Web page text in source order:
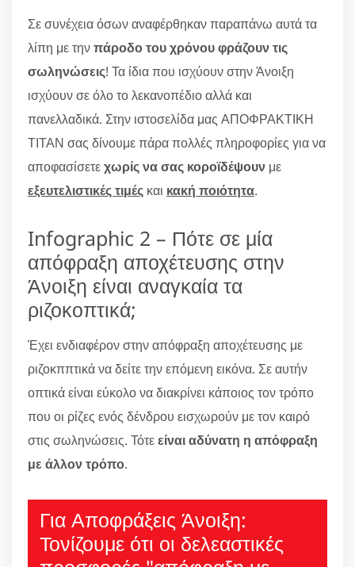
Σε συνέχεια όσων αναφέρθηκαν παραπάνω αυτά τα
λίπη με τηνπάροδο του χρόνου φράζουν τις
σωληνώσεις! Τα ίδια που ισχύουν στην Άνοιξη
ισχύουν σε όλο το λεκανοπέδιο αλλά και
πανελλαδικά. Στην ιστοσελίδα μας ΑΠΟΦΡΑΚΤΙΚΗ
ΤΙΤΑΝ σας δίνουμε πάρα πολλές πληροφορίες για να
αποφασίσετεχωρίς να σας κοροϊδέψουν με
εξευτελιστικές τιμές και κακή ποιότητα.
Infographic 2 – Πότε σε μία
απόφραξη αποχέτευσης στην
Άνοιξη είναι αναγκαία τα
ριζοκοπτικά;
Έχει ενδιαφέρον στην απόφραξη αποχέτευσης με
ριζοκππτικά να δείτε την επόμενη εικόνα. Σε αυτήν
οπτικά είναι εύκολο να διακρίνει κάποιος τον τρόπο
που οι ρίζες ενός δένδρου εισχωρούν με τον καιρό
στις σωληνώσεις. Τότεείναι αδύνατη η απόφραξη
με άλλον τρόπο.
Για Αποφράξεις Άνοιξη:
Τονίζουμε ότι οι δελεαστικές